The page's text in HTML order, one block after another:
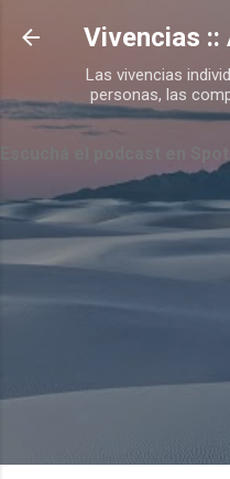
Ir al
Vivencias ::
Las vivencias
personas, las
Escuchá el podcast en